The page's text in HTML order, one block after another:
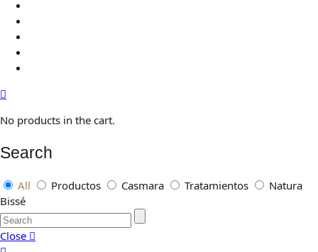
No products in the cart.
Search
All Productos Casmara Tratamientos
Natura
Bissé
Close